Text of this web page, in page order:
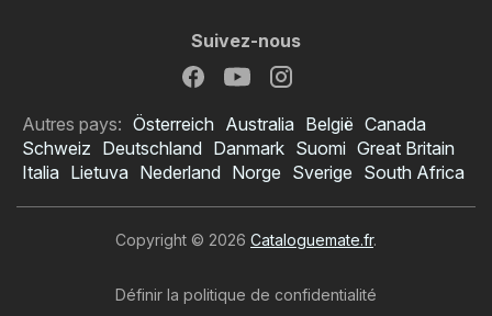
Suivez-nous
Autres pays: Österreich Australia België Canada
Schweiz Deutschland Danmark Suomi Great Britain
Italia Lietuva Nederland Norge Sverige South Africa
Copyright © 2026 Cataloguemate.fr.
Définir la politique de confidentialité